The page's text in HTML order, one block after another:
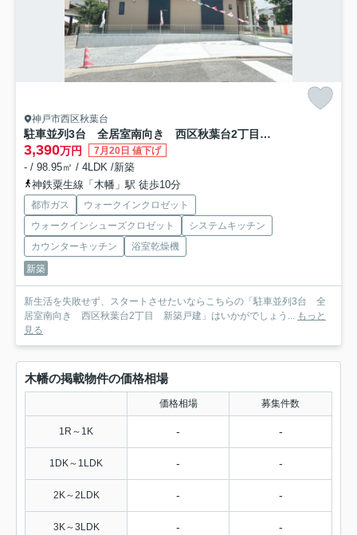
神戸市西区秋葉台
駐車並列3台 全居室南向き 西区秋葉台2丁目 新築戸建
3,390万円 7月20日 値下げ
- / 98.95㎡ / 4LDK /新築
神鉄粟生線「木幡」駅 徒歩10分
都市ガス
ウォークインクロゼット
ウォークインシューズクロゼット
システムキッチン
カウンターキッチン
浴室乾燥機
新築
新生活を失敗せず、スタートさせたいならこちらの「駐車並列3台 全
居室南向き 西区秋葉台2丁目 新築戸建」はいかがでしょう... もっと
見る
木幡の掲載物件の価格相場
価格相場 募集件数
1R～1K - -
1DK～1LDK - -
2K～2LDK - -
3K～3LDK - -